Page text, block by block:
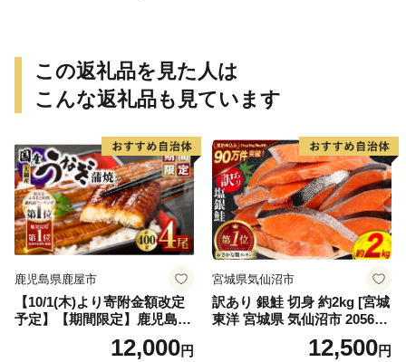
身 お刺身 刺し身 魚介類 海鮮
冷凍 厚切り 薄切り ふるさと
納税 ふるさとチョイス チョ
イス 北海道 白糠町
この返礼品を見た人は
こんな返礼品も見ています
鹿児島県鹿屋市
【10/1(木)より寄附金額改定
予定】【期間限定】鹿児島県
大隅産うなぎ蒲焼4尾（400
g） KN007-02312,000円
宮城県気仙沼市
訳あり 銀鮭 切身 約2kg [宮城
東洋 宮城県 気仙沼市 205649
91] 鮭 魚介類 海鮮 訳アリ 規
格外 不揃い さけ サケ 鮭切身
12,500円